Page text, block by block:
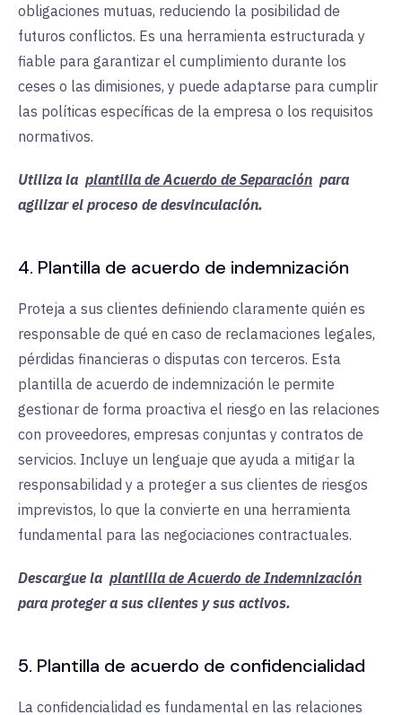
obligaciones mutuas, reduciendo la posibilidad de
futuros conflictos. Es una herramienta estructurada y
fiable para garantizar el cumplimiento durante los
ceses o las dimisiones, y puede adaptarse para cumplir
las políticas específicas de la empresa o los requisitos
normativos.
Utiliza la plantilla de Acuerdo de Separación para
agilizar el proceso de desvinculación.
4. Plantilla de acuerdo de indemnización
Proteja a sus clientes definiendo claramente quién es
responsable de qué en caso de reclamaciones legales,
pérdidas financieras o disputas con terceros. Esta
plantilla de acuerdo de indemnización le permite
gestionar de forma proactiva el riesgo en las relaciones
con proveedores, empresas conjuntas y contratos de
servicios. Incluye un lenguaje que ayuda a mitigar la
responsabilidad y a proteger a sus clientes de riesgos
imprevistos, lo que la convierte en una herramienta
fundamental para las negociaciones contractuales.
Descargue la plantilla de Acuerdo de Indemnización
para proteger a sus clientes y sus activos.
5. Plantilla de acuerdo de confidencialidad
La confidencialidad es fundamental en las relaciones